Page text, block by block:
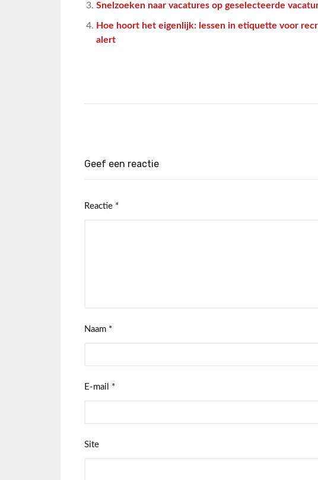
Snelzoeken naar vacatures op geselecteerde
Hoe hoort het eigenlijk: lessen in etiquette voor
alert
Geef een reactie
Reactie *
Naam *
E-mail *
Site